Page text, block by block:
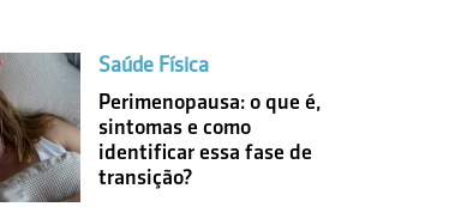
Saúde Física
Perimenopausa: o que é,
sintomas e como
identificar essa fase de
transição?